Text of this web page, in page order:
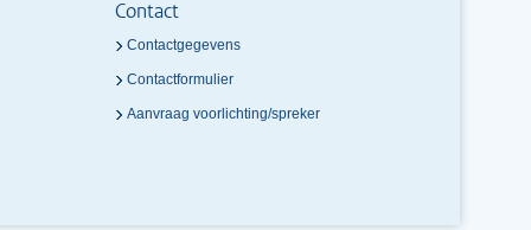
Contact
Contactgegevens
Contactformulier
Aanvraag voorlichting/spreker